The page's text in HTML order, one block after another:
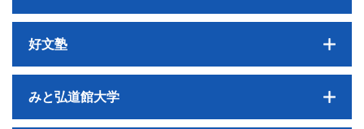
好文塾
みと弘道館大学